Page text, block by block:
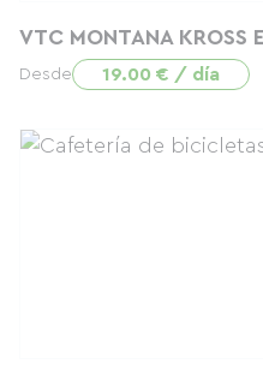
VTC MONTANA KROSS
Desde 19.00 € / día